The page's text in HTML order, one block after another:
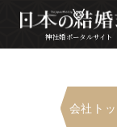
神社婚ポータルサイト
会社ト